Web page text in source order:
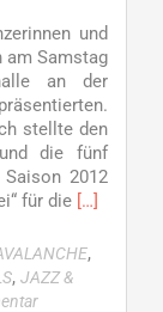
und
am Samstag
an der
stellte den
die fünf
2012
für die Read
about
[…]
,
, JAZZ &